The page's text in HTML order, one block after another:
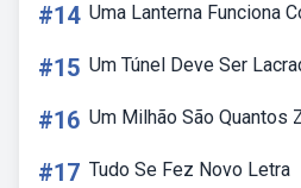
#14 Uma Lanterna Funciona
#15 Um Túnel Deve Ser
#16 Um Milhão São Quantos
#17 Tudo Se Fez Novo Letra